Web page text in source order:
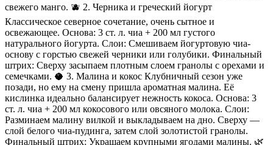
свежего манго. 🫐 2. Черника и греческий йогурт
Классическое северное сочетание, очень сытное и
освежающее. Основа: 3 ст. л. чиа + 200 мл густого
натурального йогурта. Слои: Смешиваем йогуртовую чиа-
основу с горстью свежей черники или голубики. Финальный
штрих: Сверху засыпаем плотным слоем гранолы с орехами и
семечками. 🥥 3. Малина и кокос Клубничный сезон уже
позади, но ему на смену пришла ароматная малина. Её
кислинка идеально балансирует нежность кокоса. Основа: 3
ст. л. чиа + 200 мл кокосового или овсяного молока. Слои:
Разминаем малину вилкой и выкладываем на дно. Сверху —
слой белого чиа-пудинга, затем слой золотистой гранолы.
Финальный штрих: Украшаем крупными ягодами малины. 🌿